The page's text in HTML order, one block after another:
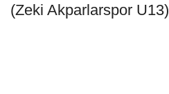
(Zeki Akparlarspor U13)